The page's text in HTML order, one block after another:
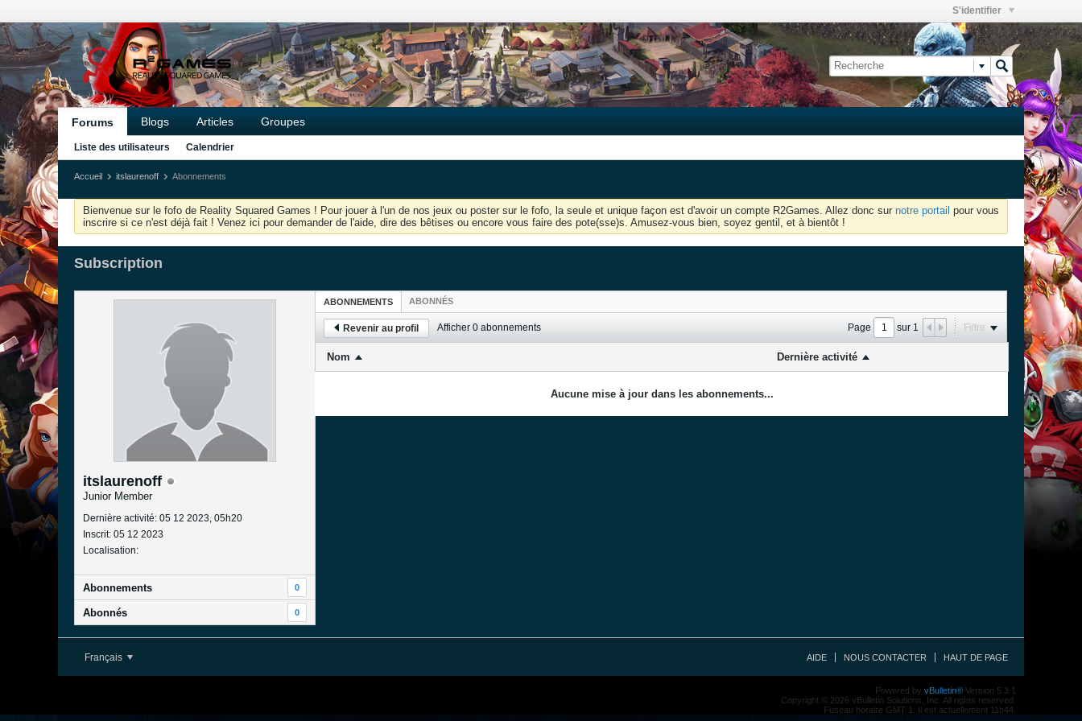
S'identifier
Forums Blogs Articles Groupes
Liste des utilisateurs Calendrier
Accueil itslaurenoff Abonnements
Bienvenue sur le fofo de Reality Squared Games ! Pour jouer à l'un de nos jeux ou poster sur le fofo, la seule et unique façon est d'avoir un compte R2Games. Allez donc sur notre portail pour vous
inscrire si ce n'est déjà fait ! Venez ici pour demander de l'aide, dire des bêtises ou encore vous faire des pote(sse)s. Amusez-vous bien, soyez gentil, et à bientôt !
Subscription
itslaurenoff
Junior Member
Dernière activité: 05 12 2023, 05h20
Inscrit: 05 12 2023
Localisation:
Abonnements 0
Abonnés 0
ABONNEMENTS ABONNÉS
Revenir au profil Afficher 0 abonnements Page sur 1 Filtre
Nom Dernière activité
Aucune mise à jour dans les abonnements...
Français AIDE NOUS CONTACTER HAUT DE PAGE
Powered by vBulletin® Version 5.3.1
Copyright © 2026 vBulletin Solutions, Inc. All rights reserved.
Fuseau horaire GMT 1. Il est actuellement 11h44.